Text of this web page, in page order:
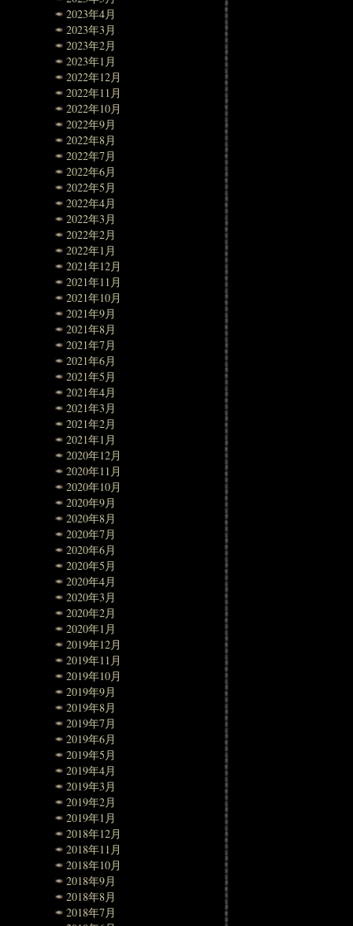
2023年4月
2023年3月
2023年2月
2023年1月
2022年12月
2022年11月
2022年10月
2022年9月
2022年8月
2022年7月
2022年6月
2022年5月
2022年4月
2022年3月
2022年2月
2022年1月
2021年12月
2021年11月
2021年10月
2021年9月
2021年8月
2021年7月
2021年6月
2021年5月
2021年4月
2021年3月
2021年2月
2021年1月
2020年12月
2020年11月
2020年10月
2020年9月
2020年8月
2020年7月
2020年6月
2020年5月
2020年4月
2020年3月
2020年2月
2020年1月
2019年12月
2019年11月
2019年10月
2019年9月
2019年8月
2019年7月
2019年6月
2019年5月
2019年4月
2019年3月
2019年2月
2019年1月
2018年12月
2018年11月
2018年10月
2018年9月
2018年8月
2018年7月